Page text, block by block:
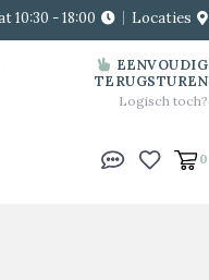
10:30 - 18:00 Locaties
EENVOUDIG
TERUGSTUREN
Logisch toch?
0